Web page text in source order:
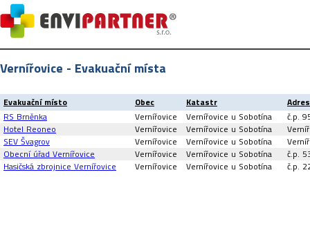
Vernířovice - Evakuační místa
Evakuační místo Obec Katastr
RS Brněnka
Vernířovice Vernířovice u Sobotína
č.p.
Hotel Reoneo
Vernířovice Vernířovice u Sobotína
SEV Švagrov
Vernířovice Vernířovice u Sobotína
Obecní úřad Vernířovice
Vernířovice Vernířovice u Sobotína
č.p.
Hasičská zbrojnice Vernířovice
Vernířovice Vernířovice u Sobotína č.p.